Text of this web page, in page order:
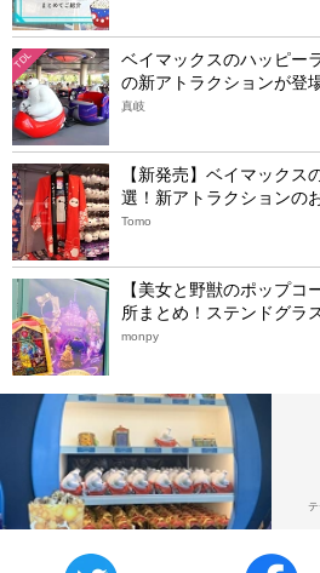
TDL
ベイマックスのハッピー
の新アトラクションが登
真岐
【新発売】ベイマックス
選！新アトラクションの
Tomo
【美女と野獣のポップ
所まとめ！ステンドグラ
monpy